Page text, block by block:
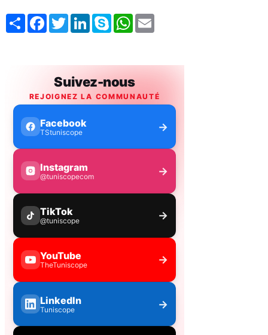
Share FacebookTwitterLinkedInSkype WhatsApp